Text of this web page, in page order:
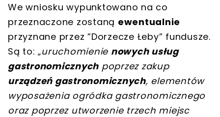
We wniosku wypunktowano na co
przeznaczone zostaną ewentualnie
przyznane przez ”Dorzecze Łeby” fundusze.
Są to: „uruchomienie nowych usług
gastronomicznych poprzez zakup
urządzeń gastronomicznych, elementów
wyposażenia ogródka gastronomicznego
oraz poprzez utworzenie trzech miejsc